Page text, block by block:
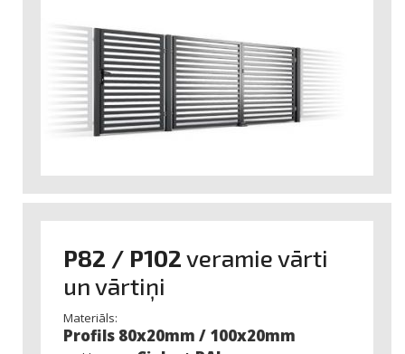
P82 / P102veramie vārti
un vārtiņi
Materiāls:
Profils 80x20mm / 100x20mm